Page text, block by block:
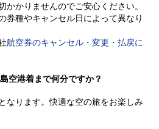
かかりませんのでご安心ください。
券種やキャンセル日によって異なり
航空券のキャンセル・変更・払戻に
空港着まで何分ですか？
なります。快適な空の旅をお楽しみ